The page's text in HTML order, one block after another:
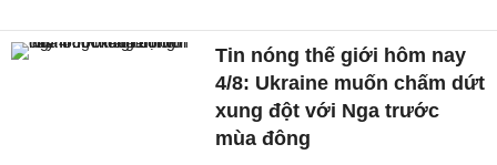
Tin nóng thế giới hôm nay
4/8: Ukraine muốn chấm dứt
xung đột với Nga trước
mùa đông